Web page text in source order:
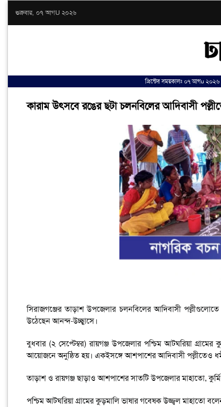
শুক্রবার, ০৭ আগU ২০২৬
প্রিন্টের সময়কালঃ ০৭ আগu
কারাম উৎসবে রঙের ছটা চলনবিলের আদিবাসী
সিরাজগঞ্জের তাড়াশ উপজেলার চলনবিলের আদিবাসী
উঠেছেন আনন্দ-উচ্ছ্বাসে।
বুধবার (২ সেপ্টেম্বর) রায়গঞ্জ উপজেলার পশ্চিম আটঘরিয়া গ্রামের
আয়োজনে অনুষ্ঠিত হয়। একইসঙ্গে আশপাশের আদিবাসী পল্লীতেও
তাড়াশ ও রায়গঞ্জ ছাড়াও আশপাশের সাতটি উপজেলার মাহাতো,
পশ্চিম আটঘরিয়া গ্রামের কুড়মালি ভাষার গবেষক উজ্জ্বল মাহাতো